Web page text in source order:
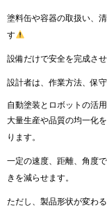
塗料缶や容器の取扱い、
す
設備だけで安全を完成さ
設計者は、作業方法、保
自動塗装とロボットの活用
大量生産や品質の均一化
ります。
一定の速度、距離、角度
きを減らせます。
ただし、製品形状が変わ